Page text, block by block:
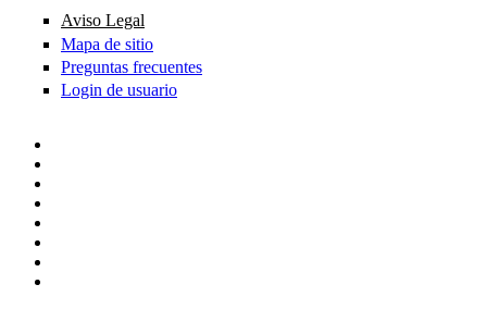
Aviso Legal
Mapa de sitio
Preguntas frecuentes
Login de usuario